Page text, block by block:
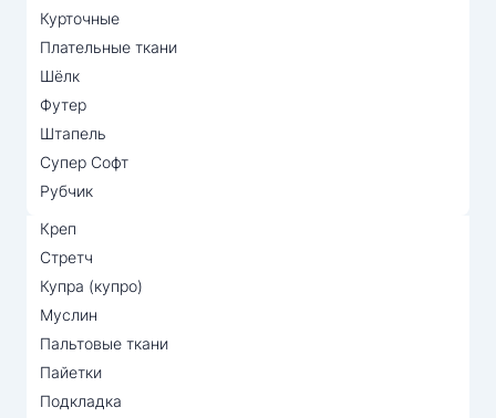
Курточные
Плательные ткани
Шёлк
Футер
Штапель
Супер Софт
Рубчик
Креп
Стретч
Купра (купро)
Муслин
Пальтовые ткани
Пайетки
Подкладка